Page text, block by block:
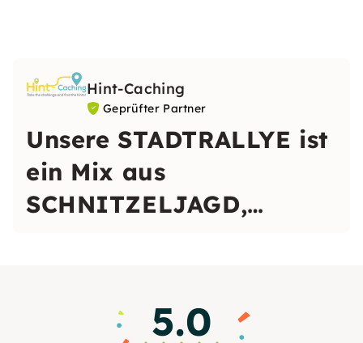
Hint-Caching
Geprüfter Partner
Unsere STADTRALLYE ist
ein Mix aus
SCHNITZELJAGD,
STADTFÜHRUNG.
5.0